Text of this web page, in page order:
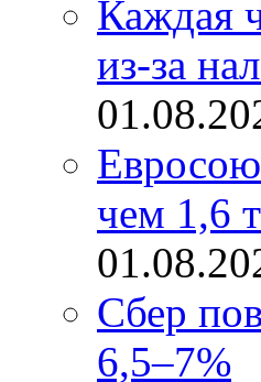
Каждая
из-за
чем 1,6
Сбер
6,5–7%